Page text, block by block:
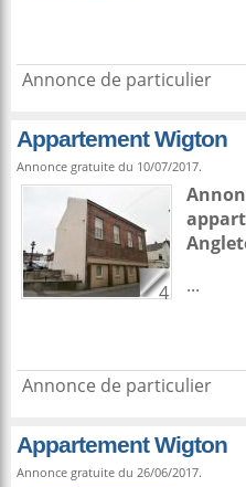
Annonce de particulier
Appartement Wigton
Annonce gratuite du 10/07/2017.
4
...
Annonce de particulier
Appartement Wigton
Annonce gratuite du 26/06/2017.